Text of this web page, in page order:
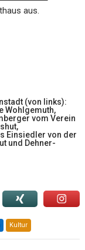
aus.
(von links):
Wohlgemuth,
vom Verein
Einsiedler von der
und Dehner-
Kultur